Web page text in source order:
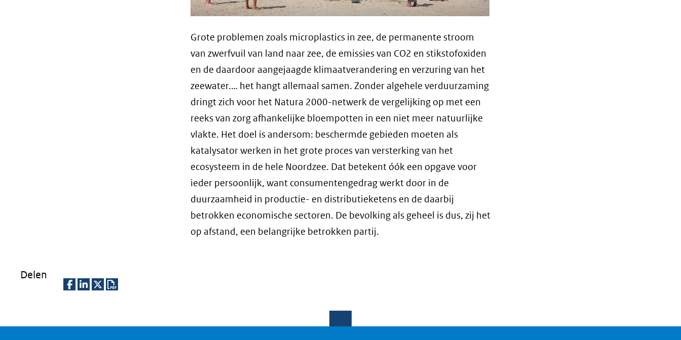
Grote problemen zoals microplastics in zee, de permanente stroom
van zwerfvuil van land naar zee, de emissies van CO2 en stikstofoxiden
en de daardoor aangejaagde klimaatverandering en verzuring van het
zeewater.… het hangt allemaal samen. Zonder algehele verduurzaming
dringt zich voor het Natura 2000-netwerk de vergelijking op met een
reeks van zorg afhankelijke bloempotten in een niet meer natuurlijke
vlakte. Het doel is andersom: beschermde gebieden moeten als
katalysator werken in het grote proces van versterking van het
ecosysteem in de hele Noordzee. Dat betekent óók een opgave voor
ieder persoonlijk, want consumentengedrag werkt door in de
duurzaamheid in productie- en distributieketens en de daarbij
betrokken economische sectoren. De bevolking als geheel is dus, zij het
op afstand, een belangrijke betrokken partij.
Delen